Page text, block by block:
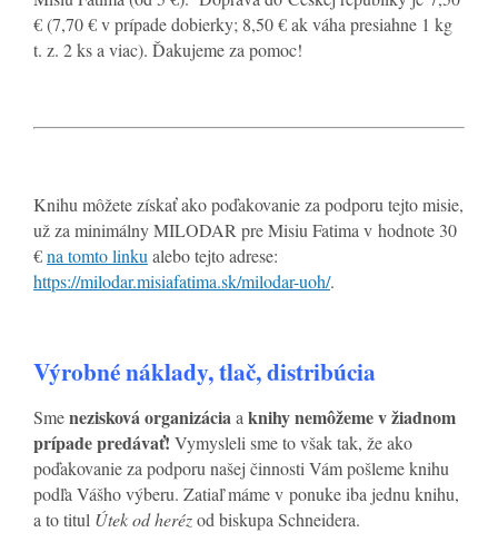
€ (7,70 € v prípade dobierky; 8,50 € ak váha presiahne 1 kg
t. z. 2 ks a viac). Ďakujeme za pomoc!
Knihu môžete získať ako poďakovanie za podporu tejto misie,
už za minimálny MILODAR pre Misiu Fatima v hodnote 30
€na tomto linku alebo tejto adrese:
https://milodar.misiafatima.sk/milodar-uoh/.
Výrobné náklady, tlač, distribúcia
Smenezisková organizáciaa knihy nemôžeme v žiadnom
prípade predávať! Vymysleli sme to však tak, že ako
poďakovanie za podporu našej činnosti Vám pošleme knihu
podľa Vášho výberu. Zatiaľ máme v ponuke iba jednu knihu,
a to titul Útek od herézod biskupa Schneidera.